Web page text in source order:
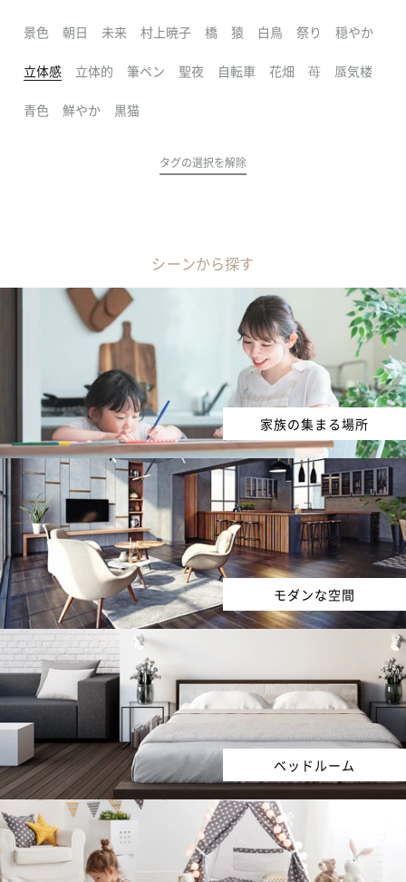
景色 朝日 未来 村上暁子 橋 猿 白鳥 祭り 穏やか
立体感 立体的 筆ペン 聖夜 自転車 花畑 苺 蜃気楼
青色 鮮やか 黒猫
タグの選択を解除
シーンから探す
家族の集まる場所
モダンな空間
ベッドルーム